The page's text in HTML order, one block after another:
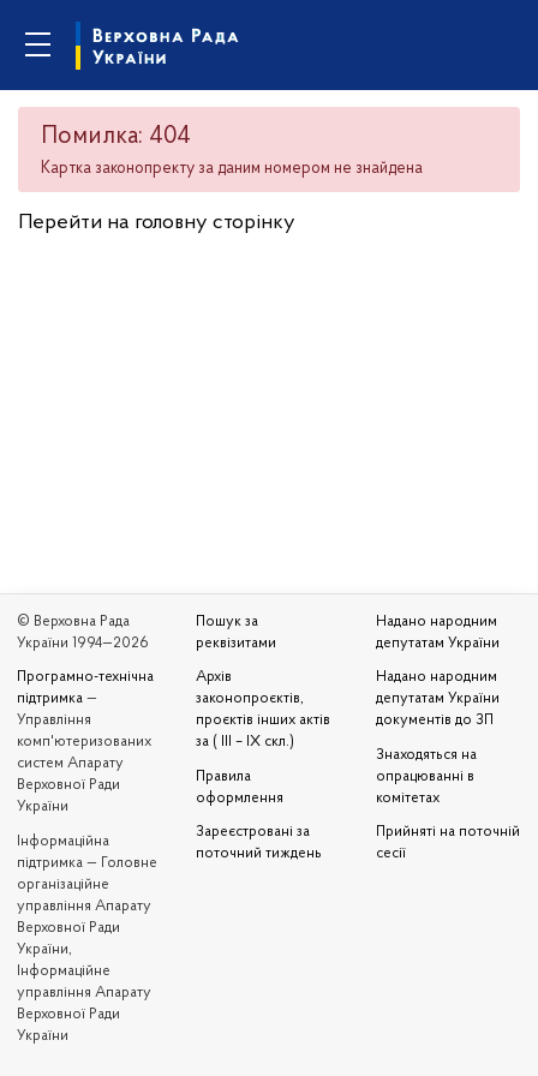
Помилка: 404
Картка законопректу за даним номером не знайдена
Перейти на головну сторінку
© Верховна Рада
України 1994—2026
Програмно-технічна
підтримка —
Управління
комп'ютеризованих
систем Апарату
Верховної Ради
України
Iнформаційна
підтримка — Головне
організаційне
управління Апарату
Верховної Ради
України,
Інформаційне
управління Апарату
Верховної Ради
України
Пошук за
реквізитами
Архів
законопроєктів,
проєктів інших актів
за ( III – IX скл.)
Правила
оформлення
Зареєстровані за
поточний тиждень
Надано народним
депутатам України
Надано народним
депутатам України
документів до ЗП
Знаходяться на
опрацюванні в
комітетах
Прийняті на поточній
сесії